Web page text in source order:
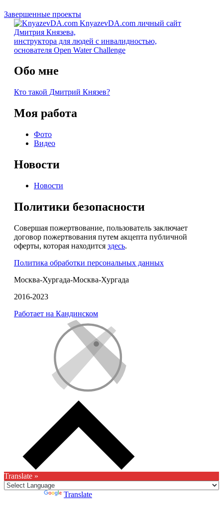
Завершенные проекты
KnyazevDA.com личный сайт
Дмитрия Князева,
инструктора для людей с инвалидностью,
основателя Open Water Challenge
Обо мне
Кто такой Дмитрий Князев?
Моя работа
Фото
Видео
Новости
Новости
Политики безопасности
Совершая пожертвование, пользователь заключает
договор пожертвования путем акцепта публичной
оферты, которая находится здесь.
Политика обработки персональных данных
Москва-Хургада-Москва-Хургада
2016-2023
Работает на Кандинском
Translate »
Translate